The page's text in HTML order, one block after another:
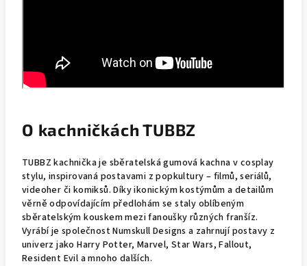
O kachničkách TUBBZ
TUBBZ kachnička je sběratelská gumová kachna v cosplay
stylu, inspirovaná postavami z popkultury – filmů, seriálů,
videoher či komiksů. Díky ikonickým kostýmům a detailům
věrně odpovídajícím předlohám se staly oblíbeným
sběratelským kouskem mezi fanoušky různých franšíz.
Vyrábí je společnost Numskull Designs a zahrnují postavy z
univerz jako Harry Potter, Marvel, Star Wars, Fallout,
Resident Evil a mnoho dalších.